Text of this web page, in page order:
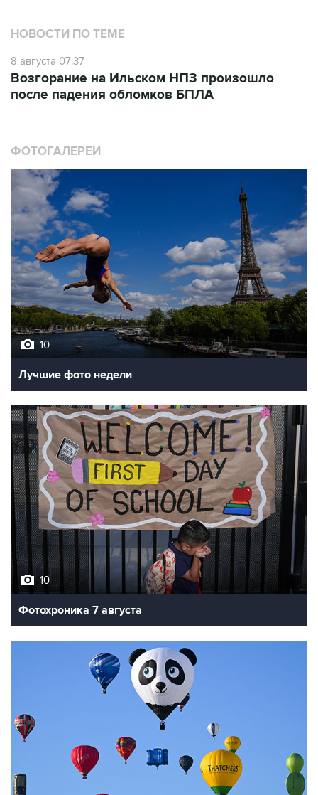
НОВОСТИ ПО ТЕМЕ
8 августа 07:37
Возгорание на Ильском НПЗ произошло
после падения обломков БПЛА
ФОТОГАЛЕРЕИ
10
Лучшие фото недели
10
Фотохроника 7 августа